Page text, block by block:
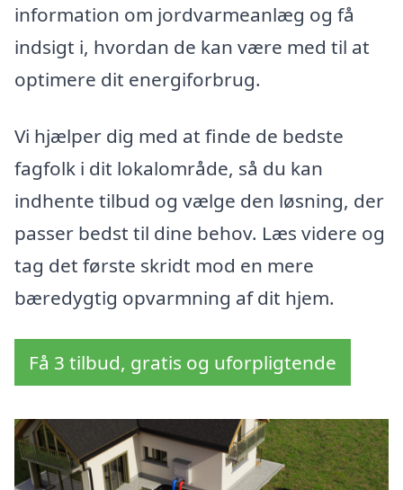
information om jordvarmeanlæg og få
indsigt i, hvordan de kan være med til at
optimere dit energiforbrug.
Vi hjælper dig med at finde de bedste
fagfolk i dit lokalområde, så du kan
indhente tilbud og vælge den løsning, der
passer bedst til dine behov. Læs videre og
tag det første skridt mod en mere
bæredygtig opvarmning af dit hjem.
Få 3 tilbud, gratis og uforpligtende